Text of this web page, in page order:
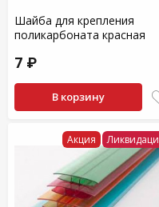
Шайба для крепления
поликарбоната красная
7 ₽
В корзину
Акция